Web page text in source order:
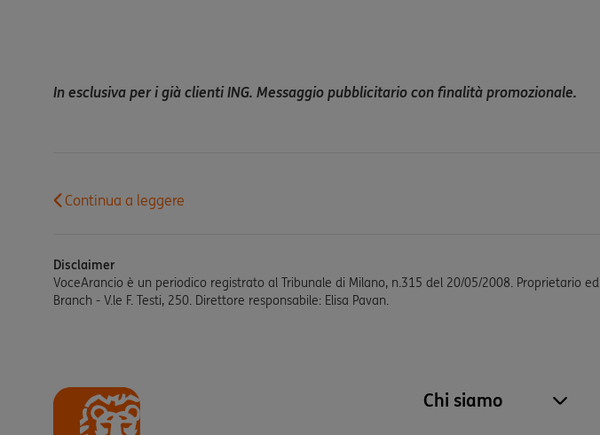
In esclusiva per i già clienti ING. Messaggio pubblicitario con finalità promozionale.
Continua a leggere
Disclaimer
VoceArancio è un periodico registrato al Tribunale di Milano, n.315 del 20/05/2008. Proprietario ed
Branch - V.le F. Testi, 250. Direttore responsabile: Elisa Pavan.
Chi siamo